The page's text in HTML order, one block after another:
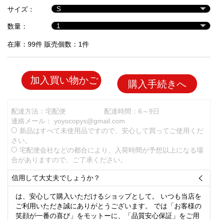
品
サイズ：
数量：
在庫：99件 販売個数：1件
加入買い物かご 購入手続きへ
配達方法：宅配便
配達時間：6～9日
連絡メール： yoyocopys@gmail.com
新品はすべて未使用品ですので、安心して買ってご使用くだ
さい。
宅配便会社などの都合により、入荷時間が予想以上になる場
合がありますので、ご了承ください。
信用して大丈夫でしょうか？ 
は、安心して購入いただけるショップとして。 いつも当店を
ご利用いただき誠にありがとうございます。 では「お客様の
笑顔が一番の喜び」をモットーに、「品質安心保証」をご用